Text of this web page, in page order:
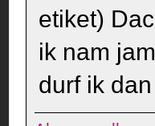
etiket)
ik nam
durf ik